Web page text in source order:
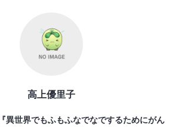
高上優里子
異世界でもふもふなでなでするためにがん